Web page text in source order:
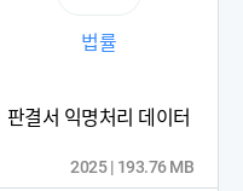
법률
판결서 익명처리 데이터
2025 | 193.76 MB